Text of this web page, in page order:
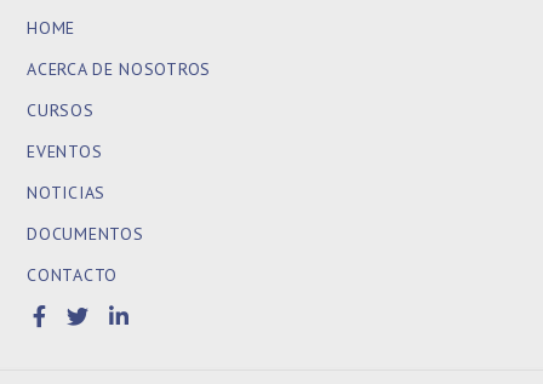
HOME
ACERCA DE NOSOTROS
CURSOS
EVENTOS
NOTICIAS
DOCUMENTOS
CONTACTO